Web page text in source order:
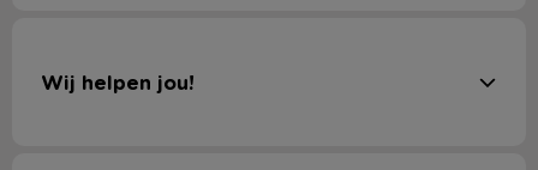
Wij helpen jou!